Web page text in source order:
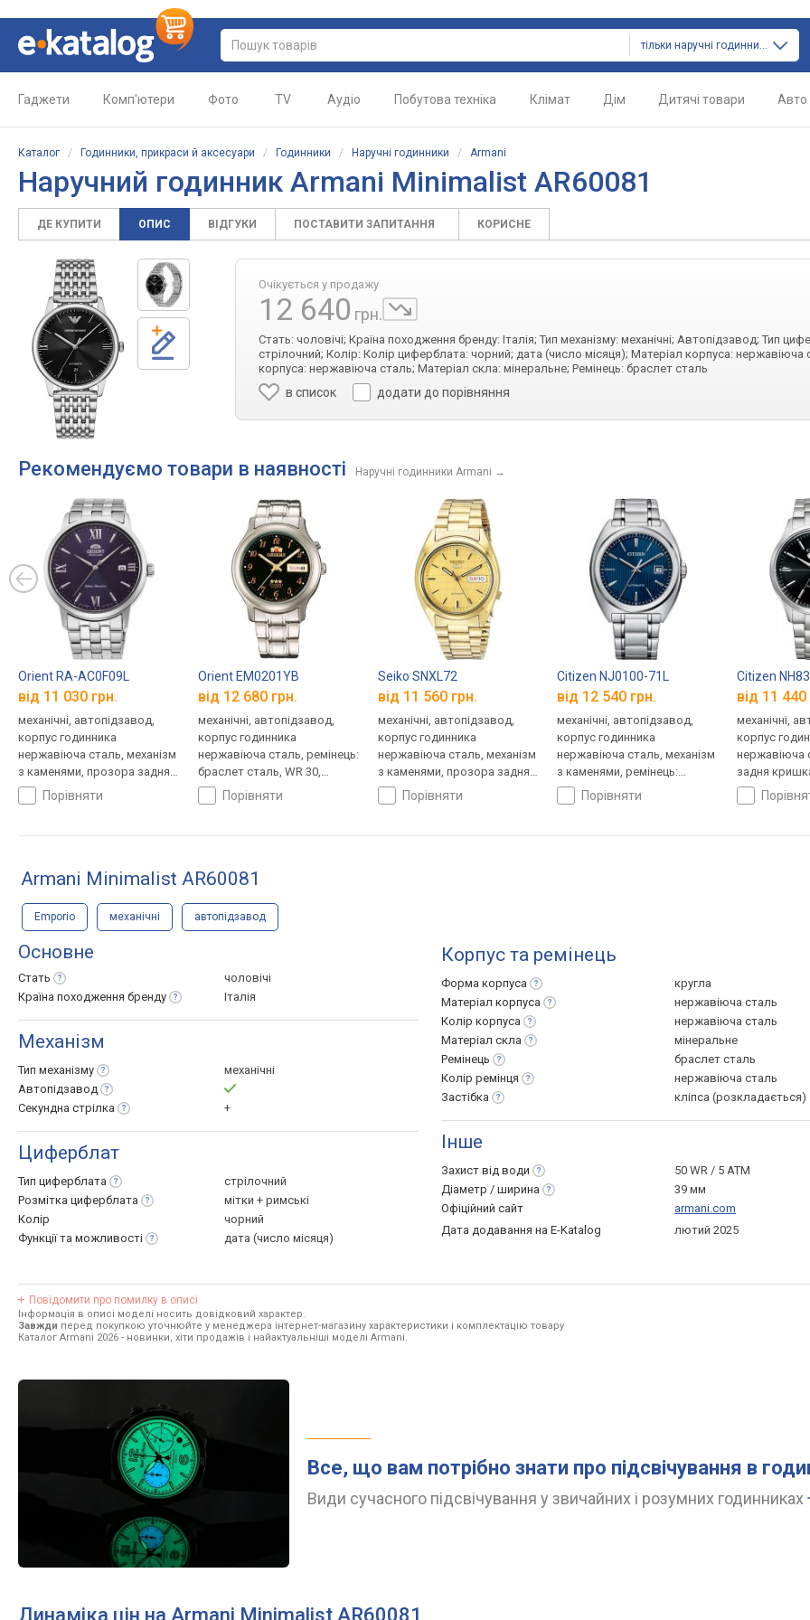
тільки наручні годинники
Гаджети Комп'ютери Фото TV Аудіо Побутова техніка Клімат Дім Дитячі товари Авто
Каталог / Годинники, прикраси й аксесуари / Годинники / Наручні годинники / Armani
Наручний годинник Armani Minimalist AR60081
ДЕ КУПИТИ ОПИС ВІДГУКИ ПОСТАВИТИ ЗАПИТАННЯ КОРИСНЕ
Очікується у продажу
12 640 грн.
Стать: чоловічі; Країна походження бренду: Італія; Тип механізму: механічні; Автопідзавод; Тип
стрілочний; Колір: Колір циферблата: чорний; дата (число місяця); Матеріал корпуса: нержавіюча
корпуса: нержавіюча сталь; Матеріал скла: мінеральне; Ремінець: браслет сталь
в список додати до порівняння
Рекомендуємо товари в наявності Наручні годинники Armani →
Orient RA-AC0F09L
від 11 030 грн.
механічні, автопідзавод,
корпус годинника
нержавіюча сталь, механізм
з каменями, прозора задня
кришка, ремінець: браслет
сталь, WR 50, Японія
порівняти
Orient EM0201YB
від 12 680 грн.
механічні, автопідзавод,
корпус годинника
нержавіюча сталь, ремінець:
браслет сталь, WR 30,
Японіяпорівняти
Seiko SNXL72
від 11 560 грн.
механічні, автопідзавод,
корпус годинника
нержавіюча сталь, механізм
з каменями, прозора задня
кришка, ремінець: браслет
сталь, WR 30, Японія
порівняти
Citizen NJ0100-71L
від 12 540 грн.
механічні, автопідзавод,
корпус годинника
нержавіюча сталь, механізм
з каменями, ремінець:
браслет сталь, WR 100,
Японія
порівняти
Citizen
від 11 440
механічні,
корпус
нержавіюча
задня
браслет
Японія
Armani Minimalist AR60081
Emporio механічні автопідзавод
Основне
Стать
чоловічі
Країна походження бренду Італія
Механізм
Тип механізму
механічні
Автопідзавод
Секундна стрілка +
Циферблат
Тип циферблата
стрілочний
Розмітка циферблата
мітки + римські
Колір
чорний
Функції та можливості дата (число місяця)
Корпус та ремінець
Форма корпуса
кругла
Матеріал корпуса
нержавіюча сталь
Колір корпуса
нержавіюча сталь
Матеріал скла
мінеральне
Ремінець
браслет сталь
Колір ремінця
нержавіюча сталь
Застібка
кліпса (розкладається)
Інше
Захист від води
50 WR / 5 ATM
Діаметр / ширина
39 мм
Офіційний сайт
armani.com
Дата додавання на E-Katalog
лютий 2025
Повідомити про помилку в описі
Інформація в описі моделі носить довідковий характер.
Завжди перед покупкою уточнюйте у менеджера інтернет-магазину характеристики і комплектацію товару
Каталог Armani 2026 - новинки, хіти продажів і найактуальніші моделі Armani.
Все, що вам потрібно знати про підсвічування в
Види сучасного підсвічування у звичайних і розумних годинниках
Динаміка цін на Armani Minimalist AR60081